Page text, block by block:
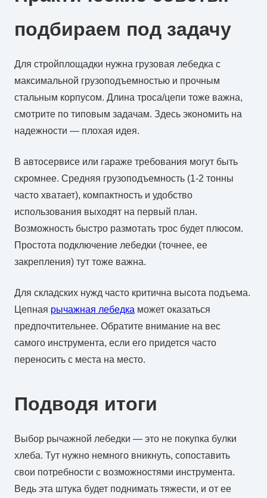
подбираем под задачу
Для стройплощадки нужна грузовая лебедка с
максимальной грузоподъемностью и прочным
стальным корпусом. Длина троса/цепи тоже важна,
смотрите по типовым задачам. Здесь экономить на
надежности — плохая идея.
В автосервисе или гараже требования могут быть
скромнее. Средняя грузоподъемность (1-2 тонны
часто хватает), компактность и удобство
использования выходят на первый план.
Возможность быстро размотать трос будет плюсом.
Простота подключение лебедки (точнее, ее
закрепления) тут тоже важна.
Для складских нужд часто критична высота подъема.
Цепная рычажная лебедка может оказаться
предпочтительнее. Обратите внимание на вес
самого инструмента, если его придется часто
переносить с места на место.
Подводя итоги
Выбор рычажной лебедки — это не покупка булки
хлеба. Тут нужно немного вникнуть, сопоставить
свои потребности с возможностями инструмента.
Ведь эта штука будет поднимать тяжести, и от ее